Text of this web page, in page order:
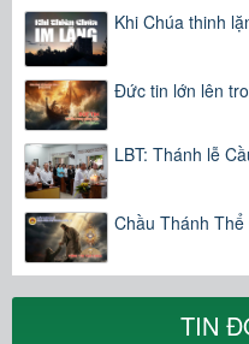
Khi Chúa thinh
Đức tin lớn lên
LBT: Thánh lễ
Chầu Thánh
TIN